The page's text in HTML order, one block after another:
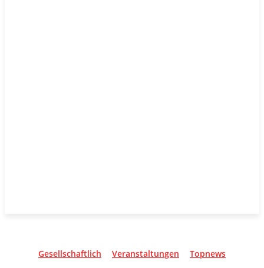
Gesellschaftlich Veranstaltungen Topnews